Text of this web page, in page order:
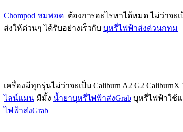
Chompod ชมพอด ต้องการอะไรหาได้หมด ไม่ว่าจะ
ส่งให้ด่วนๆ ได้รับอย่างเร็วกับ บุหรี่ไฟฟ้าส่งด่วนกทม
เครื่องมีทุกรุ่นไม่ว่าจะเป็น Caliburn A2 G2
ไลน์แมน มีมั้ง น้ำยาบุหรี่ไฟฟ้าส่งGrab บุหรี่ไฟฟ้าใช้แ
ไฟฟ้าส่งGrab